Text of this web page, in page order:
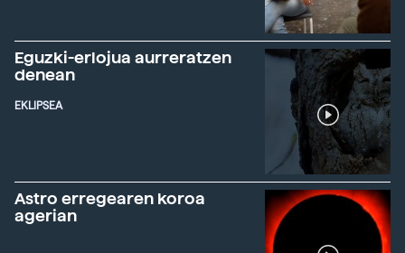
Eguzki-erlojua aurreratzen
denean
EKLIPSEA
Astro erregearen koroa
agerian